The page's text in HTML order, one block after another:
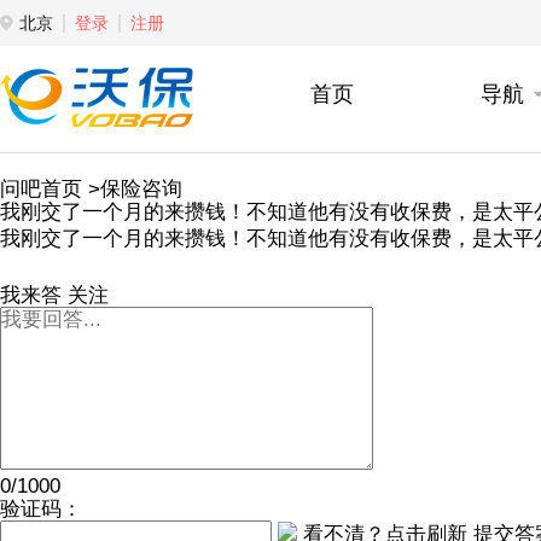
北京 登录 注册
首页 导航
问吧首页 >保险咨询
我刚交了一个月的来攒钱！不知道他有没有收保费，是太平
我刚交了一个月的来攒钱！不知道他有没有收保费，是太平
我来答 关注
0/1000
验证码：
看不清？点击刷新 提交答